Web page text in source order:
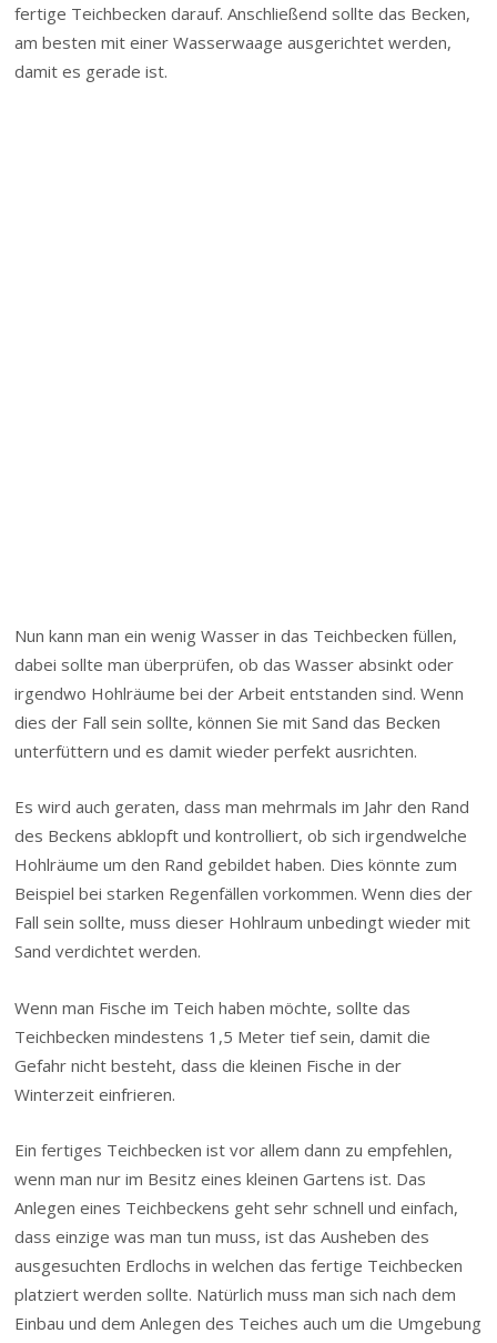
fertige Teichbecken darauf. Anschließend sollte das Becken,
am besten mit einer Wasserwaage ausgerichtet werden,
damit es gerade ist.
Nun kann man ein wenig Wasser in das Teichbecken füllen,
dabei sollte man überprüfen, ob das Wasser absinkt oder
irgendwo Hohlräume bei der Arbeit entstanden sind. Wenn
dies der Fall sein sollte, können Sie mit Sand das Becken
unterfüttern und es damit wieder perfekt ausrichten.
Es wird auch geraten, dass man mehrmals im Jahr den Rand
des Beckens abklopft und kontrolliert, ob sich irgendwelche
Hohlräume um den Rand gebildet haben. Dies könnte zum
Beispiel bei starken Regenfällen vorkommen. Wenn dies der
Fall sein sollte, muss dieser Hohlraum unbedingt wieder mit
Sand verdichtet werden.
Wenn man Fische im Teich haben möchte, sollte das
Teichbecken mindestens 1,5 Meter tief sein, damit die
Gefahr nicht besteht, dass die kleinen Fische in der
Winterzeit einfrieren.
Ein fertiges Teichbecken ist vor allem dann zu empfehlen,
wenn man nur im Besitz eines kleinen Gartens ist. Das
Anlegen eines Teichbeckens geht sehr schnell und einfach,
dass einzige was man tun muss, ist das Ausheben des
ausgesuchten Erdlochs in welchen das fertige Teichbecken
platziert werden sollte. Natürlich muss man sich nach dem
Einbau und dem Anlegen des Teiches auch um die Umgebung